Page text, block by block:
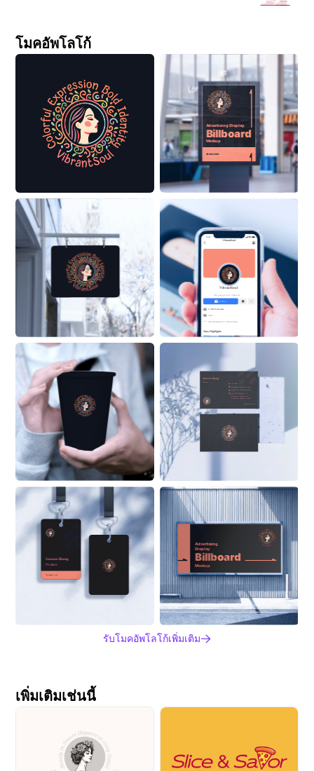
โมคอัพโลโก้
Advertising Display
Billboard
Mockup
ON BUILDING
Stroy Highlights
9:41
VibrantSoul
VibrantSoul
New playground. Same kid.
2.3M Followers
Actor
See VibrantSoul ’s About Info
Follow
Sansan Zhang
Position
555 6999
ZhangSan@Alaskanoil.com
Alaska Oil and Energy Corp.
Lane 88, Happiness &
Prosperity Community,
Prosperous Business Street
Alaskanoil.com
Alaskanoil.com
Sansan Zhang
Position
Advertising
Display
Billboard
Mockup
รับโมคอัพโลโก้เพิ่มเติม
เพิ่มเติมเช่นนี้